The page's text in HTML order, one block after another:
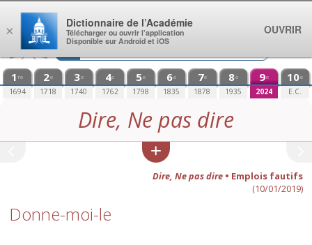
Aller au contenu
1 re
1694
2e
1718
3e
1740
4e
1762
5e
1798
6e
1835
7e
1878
8e
1935
9e
2024
10e
E.C.
Dire, Ne pas dire
Dire, Ne pas dire• Emplois fautifs
(10/01/2019)
Donne-moi-le
×
Dictionnaire de l’Académie
Télécharger ou ouvrir l’application
Disponible sur Android et iOS
OUVRIR